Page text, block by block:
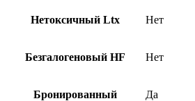
Нетоксичный Ltx Нет
Безгалогеновый HF Нет
Бронированный Да